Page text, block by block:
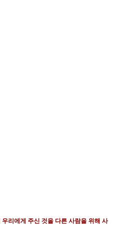
우리에게 주신 것을 다른 사람을 위해 사